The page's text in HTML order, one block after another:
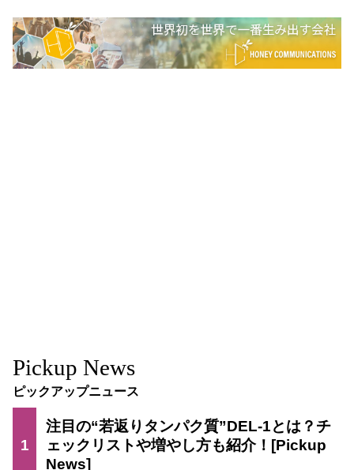
Pickup News
ピックアップニュース
1
注目の“若返りタンパク質”DEL-1とは？チ
ェックリストや増やし方も紹介！